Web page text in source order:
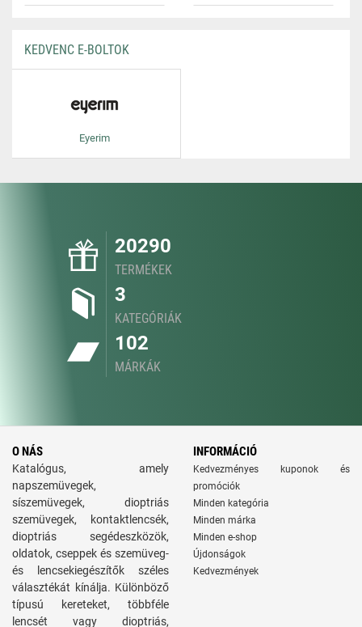
KEDVENC E-BOLTOK
Eyerim
20290
TERMÉKEK
3
KATEGÓRIÁK
102
MÁRKÁK
O NÁS
Katalógus, amely
napszemüvegek,
síszemüvegek, dioptriás
szemüvegek, kontaktlencsék,
dioptriás segédeszközök,
oldatok, cseppek és szemüveg-
és lencsekiegészítők széles
választékát kínálja. Különböző
típusú kereteket, többféle
lencsét vagy dioptriás,
INFORMÁCIÓ
Kedvezményes kuponok és
promóciók
Minden kategória
Minden márka
Minden e-shop
Újdonságok
Kedvezmények